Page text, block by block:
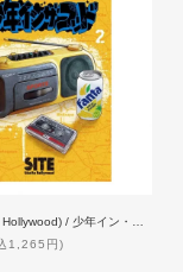
1,265円)